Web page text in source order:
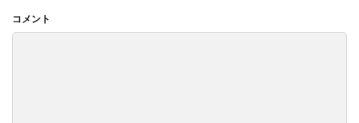
コメント